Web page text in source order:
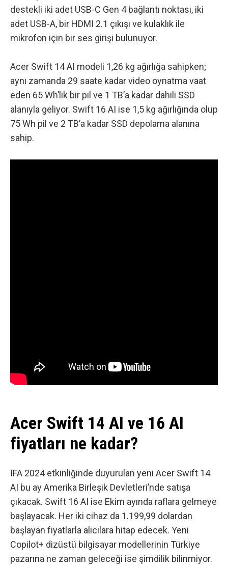
destekli iki adet USB-C Gen 4 bağlantı noktası, iki
adet USB-A, bir HDMI 2.1 çıkışı ve kulaklık ile
mikrofon için bir ses girişi bulunuyor.
Acer Swift 14 AI modeli 1,26 kg ağırlığa sahipken;
aynı zamanda 29 saate kadar video oynatma vaat
eden 65 Wh’lik bir pil ve 1 TB’a kadar dahili SSD
alanıyla geliyor. Swift 16 AI ise 1,5 kg ağırlığında olup
75 Wh pil ve 2 TB’a kadar SSD depolama alanına
sahip.
Acer Swift 14 AI ve 16 AI
fiyatları ne kadar?
IFA 2024 etkinliğinde duyurulan yeni Acer Swift 14
AI bu ay Amerika Birleşik Devletleri’nde satışa
çıkacak. Swift 16 AI ise Ekim ayında raflara gelmeye
başlayacak. Her iki cihaz da 1.199,99 dolardan
başlayan fiyatlarla alıcılara hitap edecek. Yeni
Copilot+ dizüstü bilgisayar modellerinin Türkiye
pazarına ne zaman geleceği ise şimdilik bilinmiyor.